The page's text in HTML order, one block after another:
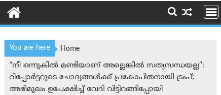
You are here
Home
“നീ ഒന്നുകിൽ മണ്ടിയാണ് അല്ലെങ്കിൽ സത്യസന്ധയല്ല”:
റിപ്പോര്‍ട്ടറുടെ ചോദ്യങ്ങള്‍ക്ക് പ്രകോപിതനായി ട്രം‌പ്;
അഭിമുഖം ഉപേക്ഷിച്ച് വേദി വിട്ടിറങ്ങിപ്പോയി